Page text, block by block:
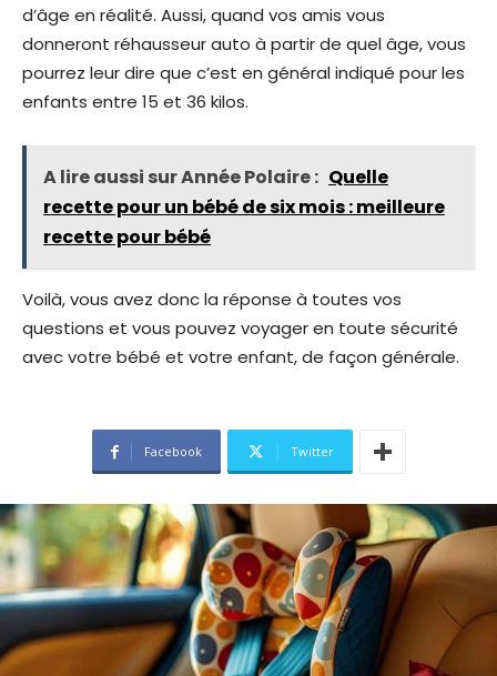
d’âge en réalité. Aussi, quand vos amis vous
donneront réhausseur auto à partir de quel âge, vous
pourrez leur dire que c’est en général indiqué pour les
enfants entre 15 et 36 kilos.
A lire aussi sur Année Polaire : Quelle
recette pour un bébé de six mois : meilleure
recette pour bébé
Voilà, vous avez donc la réponse à toutes vos
questions et vous pouvez voyager en toute sécurité
avec votre bébé et votre enfant, de façon générale.
Facebook Twitter